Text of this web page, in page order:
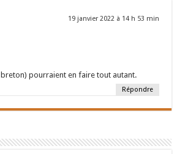
19 janvier 2022 à 14 h 53 min
pourraient en faire tout autant.
Répondre